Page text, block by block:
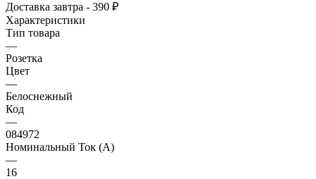
Доставка завтра - 390 ₽
Характеристики
Тип товара
—
Розетка
Цвет
—
Белоснежный
Код
—
084972
Номинальный Ток (A)
—
16